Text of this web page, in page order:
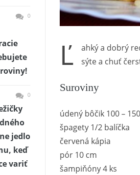
Ľ
ahký a dobrý
sýte a chuť
Suroviny
údený bôčik 100 –
špagety 1/2 balíčka
červená kápia
pór 10 cm
šampiňóny 4 ks
0
0
jedlo
keď
variť